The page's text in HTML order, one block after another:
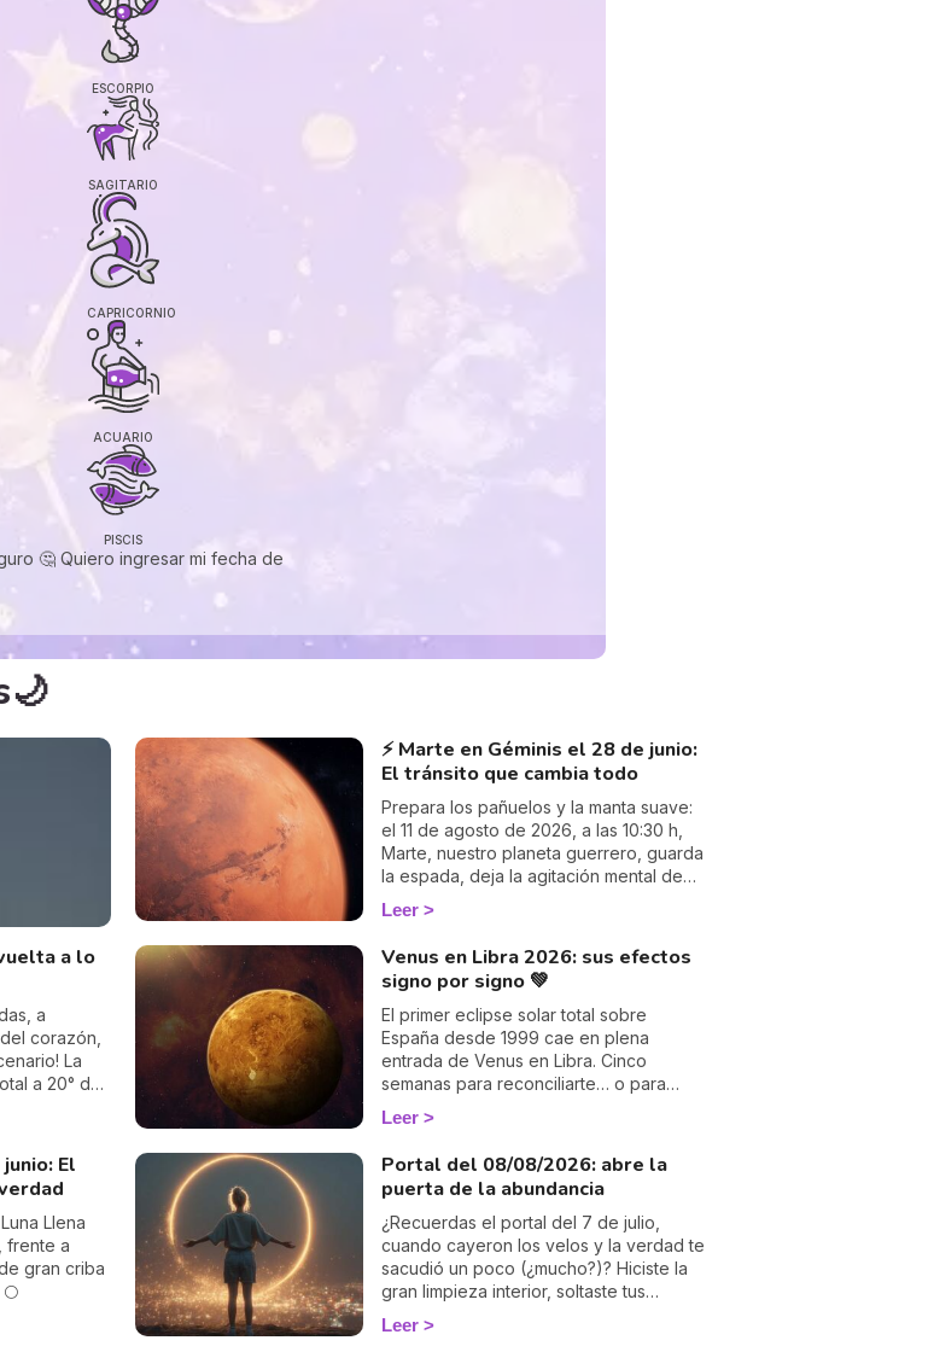
ESCORPIO
SAGITARIO
CAPRICORNIO
ACUARIO
PISCIS
🤔 Quiero ingresar mi fecha de
a lo
a
corazón,
La
a 20° de
donde se
vuelve a
⚡ Marte en Géminis el 28 de junio:
El tránsito que cambia todo
Prepara los pañuelos y la manta suave:
el 11 de agosto de 2026, a las 10:30 h,
Marte, nuestro planeta guerrero, guarda
la espada, deja la agitación mental de
Géminis y se acurruca en el signo tierno
y lunar de Cáncer hasta el 27 de
septiembre aproximadamente. Muchos
astrólogos desprecian este tránsito por
considerarlo «débil»… pero yo voy a
mostrarte por qué quizá sea uno de los
más profundamente humanos del año.
Sígueme: tu corazón lo va a entender. 💛
Leer
Venus en Libra 2026: sus efectos
signo por signo 💚
El primer eclipse solar total sobre
España desde 1999 cae en plena
entrada de Venus en Libra. Cinco
semanas para reconciliarte… o para
atreverte a decir no.
Leer
El
Llena
frente a
gran criba
Portal del 08/08/2026: abre la
puerta de la abundancia
¿Recuerdas el portal del 7 de julio,
cuando cayeron los velos y la verdad te
sacudió un poco (¿mucho?)? Hiciste la
gran limpieza interior, soltaste tus
ilusiones… y ahora el Universo te debe
algo, ¿verdad? 😊 Ahí es exactamente
Leer